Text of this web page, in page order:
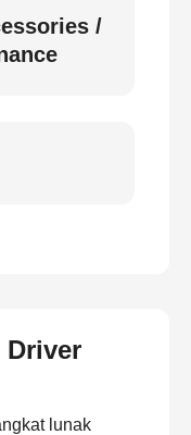
/
Driver
lunak